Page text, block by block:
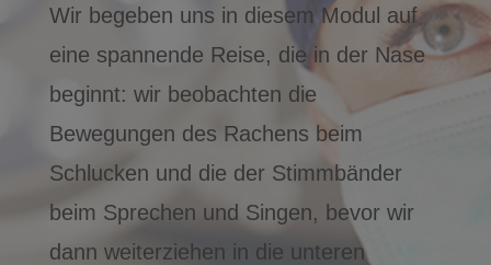
Wir begeben uns in diesem Modul auf
eine spannende Reise, die in der Nase
beginnt: wir beobachten die
Bewegungen des Rachens beim
Schlucken und die der Stimmbänder
beim Sprechen und Singen, bevor wir
dann weiterziehen in die unteren